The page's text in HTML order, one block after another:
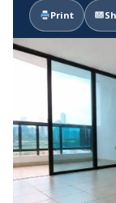
Print